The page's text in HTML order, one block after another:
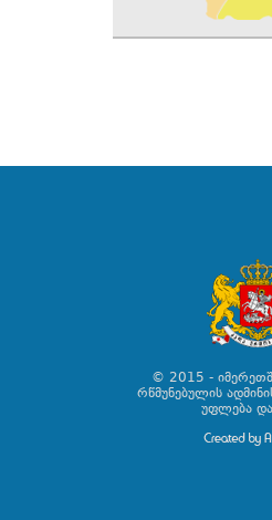
© 2015 -
რწმუნებულის
უფლება